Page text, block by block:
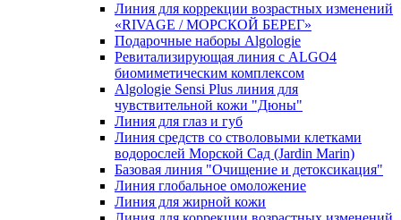
Линия для коррекции возрастных изменений
«RIVAGE / МОРСКОЙ БЕРЕГ»
Подарочные наборы Algologie
Ревитализирующая линия с ALGO4
биомиметическим комплексом
Algologie Sensi Plus линия для
чувcтвительной кожи "Дюны"
Линия для глаз и губ
Линия средств со стволовыми клетками
водорослей Морской Сад (Jardin Marin)
Базовая линия "Очищение и детоксикация"
Линия глобальное омоложение
Линия для жирной кожи